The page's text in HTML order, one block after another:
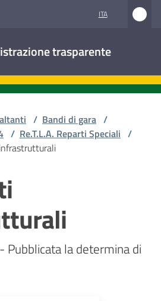
ITA
trasparente
/ Bandi di gara /
/ Re.T.L.A. Reparti Speciali /
la determina di